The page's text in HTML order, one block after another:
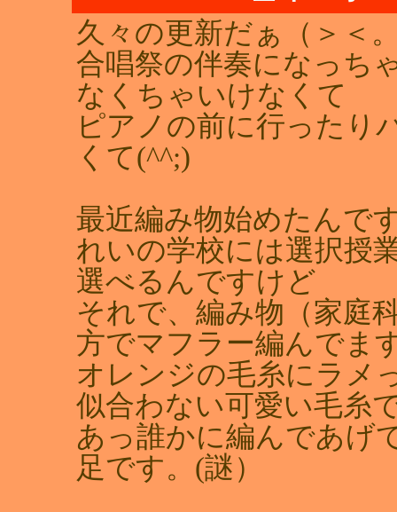
久々の更新だぁ（＞＜
合唱祭の伴奏になっち
なくちゃいけなくて
ピアノの前に行ったり
くて(^^;)
最近編み物始めたんで
れいの学校には選択授
選べるんですけど
それで、編み物（家庭
方でマフラー編んでま
オレンジの毛糸にラメ
似合わない可愛い毛糸
あっ誰かに編んであげ
足です。(謎）